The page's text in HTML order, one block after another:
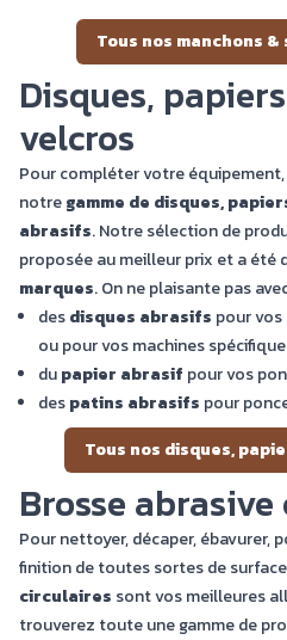
Tous nos manchons
Disques,
velcros
Pour compléter votre
notregamme de disques,
abrasifs. Notre sélection de
proposée au meilleur prix et a été
marques. On ne plaisante pas
desdisques abrasifs pour vos
ou pour vos machines
dupapier abrasif pour vos
despatins abrasifs pour
Tous nos disques,
Brosse
Pour nettoyer, décaper, ébavurer,
finition de toutes sortes de
circulaires sont vos meilleures
trouverez toute une gamme de